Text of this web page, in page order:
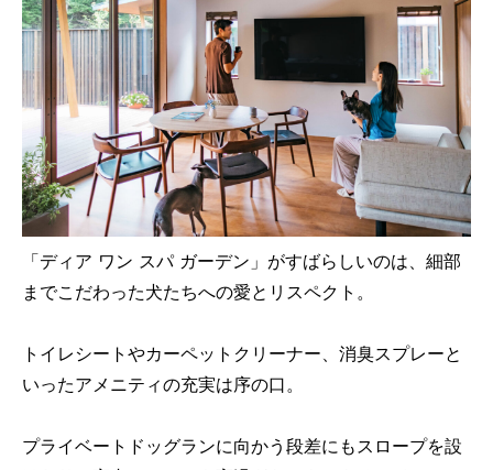
「ディア ワン スパ ガーデン」がすばらしいのは、細部
までこだわった犬たちへの愛とリスペクト。
トイレシートやカーペットクリーナー、消臭スプレーと
いったアメニティの充実は序の口。
プライベートドッグランに向かう段差にもスロープを設